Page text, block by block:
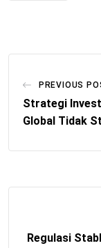
PREVIOUS
Strategi
Global Tidak
Regulasi